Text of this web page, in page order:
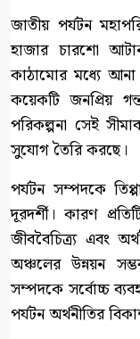
জাতীয় পর্যটন
হাজার চারশো
কাঠামোর মধ্যে
কয়েকটি জনপ্রিয়
পরিকল্পনা সেই
সুযোগ তৈরি করছে।
পর্যটন সম্পদকে
দূরদর্শী। কারণ
জীববৈচিত্র্য এবং
অঞ্চলের উন্নয়ন
সম্পদকে সর্বোচ্চ
পর্যটন অর্থনীতির